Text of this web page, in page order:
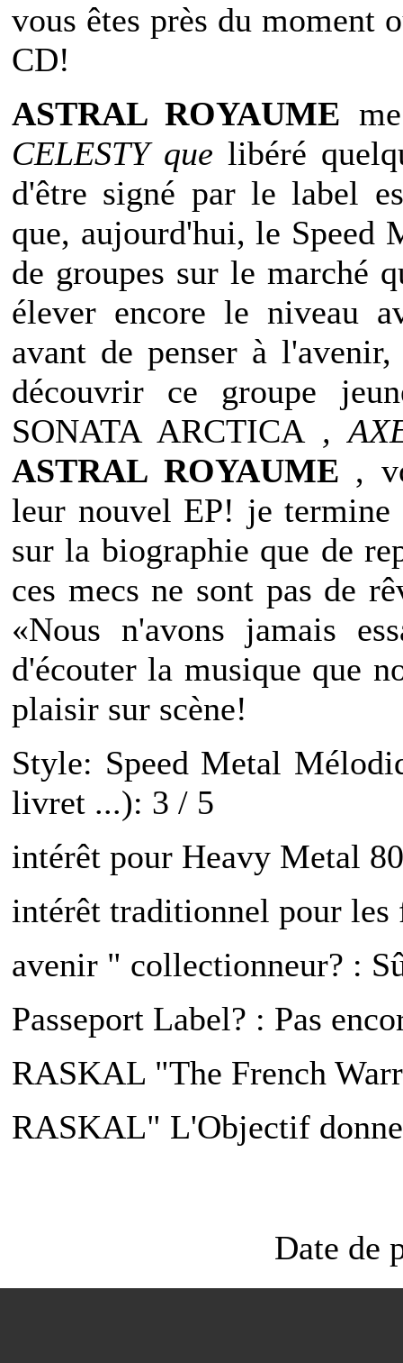
vous êtes près du moment
CD!
ASTRAL ROYAUME
CELESTY que libéré
d'être signé par le label
que, aujourd'hui, le Speed
de groupes sur le marché
élever encore le niveau
avant de penser à
découvrir ce groupe
SONATA ARCTICA ,
ASTRAL ROYAUME ,
leur nouvel EP! je termine
sur la biographie que de
ces mecs ne sont pas de
«Nous n'avons jamais
d'écouter la musique que
plaisir sur scène!
Style: Speed Metal
livret ...): 3 / 5
intérêt pour Heavy Metal
intérêt traditionnel pour les
avenir " collectionneur? :
Passeport Label? : Pas
RASKAL "The French
RASKAL" L'Objectif
Date de